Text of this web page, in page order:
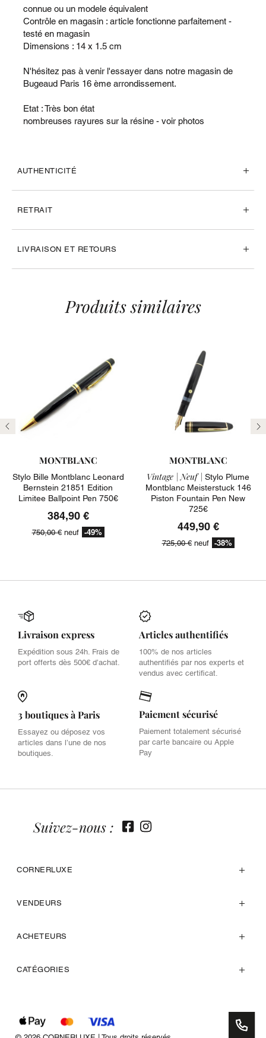
connue ou un modele équivalent
Contrôle en magasin : article fonctionne parfaitement -
testé en magasin
Dimensions : 14 x 1.5 cm
N'hésitez pas à venir l'essayer dans notre magasin de
Bugeaud Paris 16 ème arrondissement.
Etat : Très bon état
nombreuses rayures sur la résine - voir photos
AUTHENTICITÉ
RETRAIT
LIVRAISON ET RETOURS
Précédent
Produits similaires
MONTBLANC
Stylo Bille Montblanc Leonard
Bernstein 21851 Edition
Limitee Ballpoint Pen 750€
384,90 €
750,00 €neuf -49%
MONTBLANC
Vintage | Neuf | Stylo Plume
Montblanc Meisterstuck 146
Piston Fountain Pen New
725€
449,90 €
725,00 €neuf -38%
Livraison express
Expédition sous 24h. Frais de
port offerts dès 500€ d’achat.
Articles authentifiés
100% de nos articles
authentifiés par nos experts et
vendus avec certificat.
3 boutiques à Paris
Essayez ou déposez vos
articles dans l’une de nos
boutiques.
Paiement sécurisé
Paiement totalement sécurisé
par carte bancaire ou Apple
Pay
CORNERLUXE
VENDEURS
ACHETEURS
CATÉGORIES
Suivez-nous :